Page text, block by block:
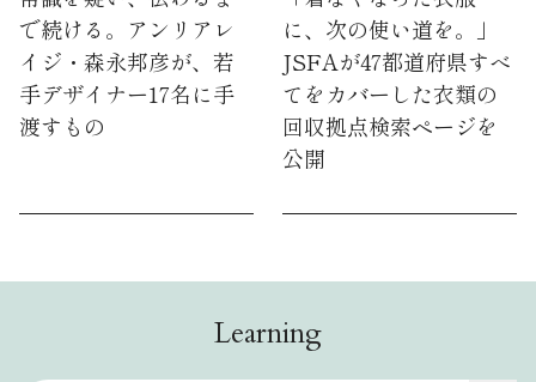
で続ける。アンリアレ
イジ・森永邦彦が、若
手デザイナー17名に手
渡すもの
に、次の使い道を。」
JSFAが47都道府県すべ
てをカバーした衣類の
回収拠点検索ページを
公開
Learning